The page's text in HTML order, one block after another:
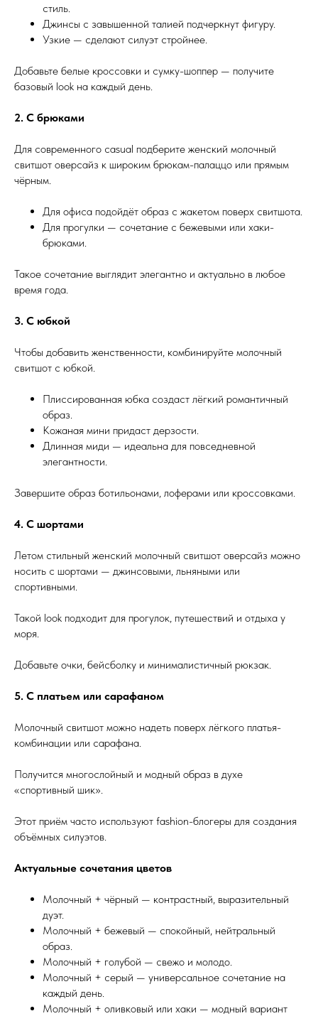
стиль.
Джинсы с завышенной талией подчеркнут фигуру.
Узкие — сделают силуэт стройнее.
Добавьте белые кроссовки и сумку-шоппер — получите
базовый look на каждый день.
2. С брюками
Для современного casual подберите женский молочный
свитшот оверсайз к широким брюкам-палаццо или прямым
чёрным.
Для офиса подойдёт образ с жакетом поверх свитшота.
Для прогулки — сочетание с бежевыми или хаки-
брюками.
Такое сочетание выглядит элегантно и актуально в любое
время года.
3. С юбкой
Чтобы добавить женственности, комбинируйте молочный
свитшот с юбкой.
Плиссированная юбка создаст лёгкий романтичный
образ.
Кожаная мини придаст дерзости.
Длинная миди — идеальна для повседневной
элегантности.
Завершите образ ботильонами, лоферами или кроссовками.
4. С шортами
Летом стильный женский молочный свитшот оверсайз можно
носить с шортами — джинсовыми, льняными или
спортивными.
Такой look подходит для прогулок, путешествий и отдыха у
моря.
Добавьте очки, бейсболку и минималистичный рюкзак.
5. С платьем или сарафаном
Молочный свитшот можно надеть поверх лёгкого платья-
комбинации или сарафана.
Получится многослойный и модный образ в духе
«спортивный шик».
Этот приём часто используют fashion-блогеры для создания
объёмных силуэтов.
Актуальные сочетания цветов
Молочный + чёрный — контрастный, выразительный
дуэт.
Молочный + бежевый — спокойный, нейтральный
образ.
Молочный + голубой — свежо и молодо.
Молочный + серый — универсальное сочетание на
каждый день.
Молочный + оливковый или хаки — модный вариант